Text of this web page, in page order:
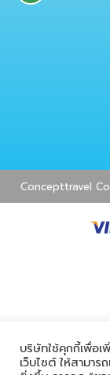
บริษัทใช้คุกกี้เพื่อเ
เว็บไซต์ ให้สามาร
Concepttravel